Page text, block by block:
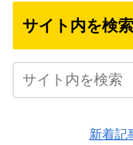
サイト内を検索
新着記